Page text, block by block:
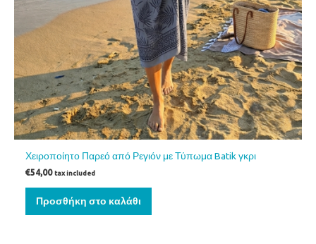
Χειροποίητο Παρεό από Ρεγιόν με Τύπωμα Batik γκρι
€54,00 tax included
Προσθήκη στο καλάθι